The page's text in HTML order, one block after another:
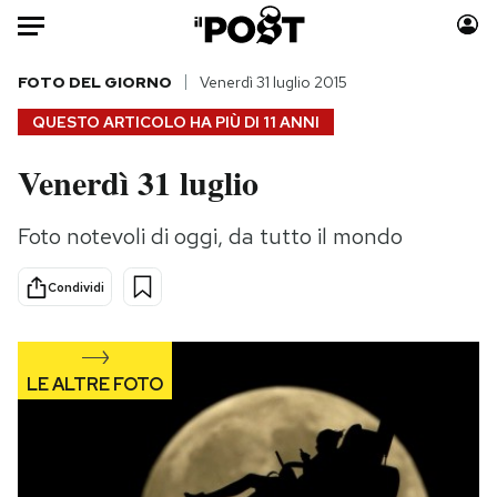
Auto
HOME
Italia
Politica
Tecnologia
Scienza
Cultura
Consumismi
Media
Altrecose
Mondiali calcio 2026
QUESTO ARTICOLO HA PIÙ DI 11 ANNI
FOTO DEL GIORNO Venerdì 31 luglio 2015
Venerdì 31 luglio
Foto notevoli di oggi, da tutto il mondo
Condividi